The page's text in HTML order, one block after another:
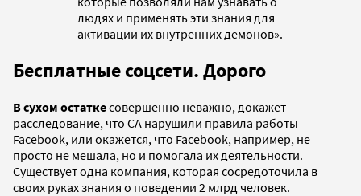
людях и применять эти знания для
активации их внутренних демонов».
Бесплатные соцсети. Дорого
В сухом остаткесовершенно неважно, докажет
расследование, что CA нарушили правила работы
Facebook, или окажется, что Facebook, например, не
просто не мешала, но и помогала их деятельности.
Существует одна компания, которая сосредоточила в
своих руках знания о поведении 2 млрд человек.